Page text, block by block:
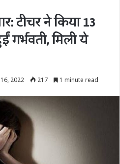
टीचर ने किया 13
मिली ये
2022 217 1 minute read